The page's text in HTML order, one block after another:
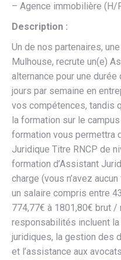
– Agence immobilière (H/
Description :
Un de nos partenaires,
Mulhouse, recrute un(e)
alternance pour une
jours par semaine en
vos compétences, tandis
la formation sur le
formation vous permettra
Juridique Titre RNCP de
formation d’Assistant
charge (vous n’avez
un salaire compris entre
774,77€ à 1801,80€ brut
responsabilités incluent
juridiques, la gestion des
et l’assistance aux